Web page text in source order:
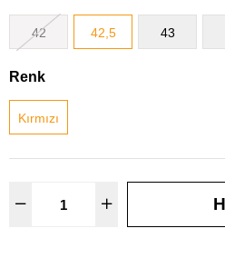
42 42,5 43
Renk
Kırmızı